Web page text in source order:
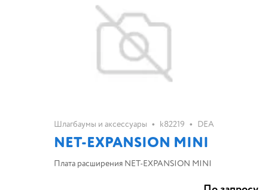
Шлагбаумы и аксессуары • k82219 • DEA
NET-EXPANSION MINI
Плата расширения NET-EXPANSION MINI